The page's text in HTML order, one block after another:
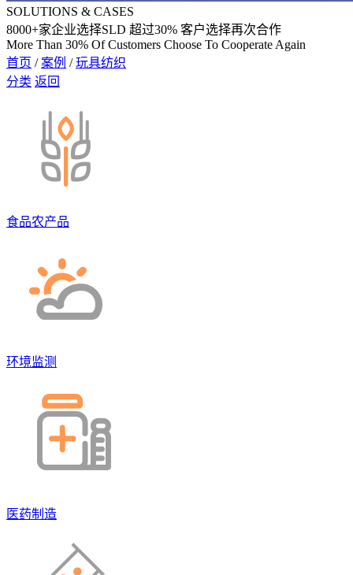
SOLUTIONS & CASES
8000+家企业选择SLD 超过30% 客户选择再次合作
More Than 30% Of Customers Choose To Cooperate Again
首页 /案例 /玩具纺织
分类 返回
食品农产品
环境监测
医药制造